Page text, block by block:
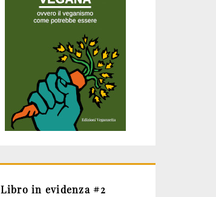
Libro in evidenza #2